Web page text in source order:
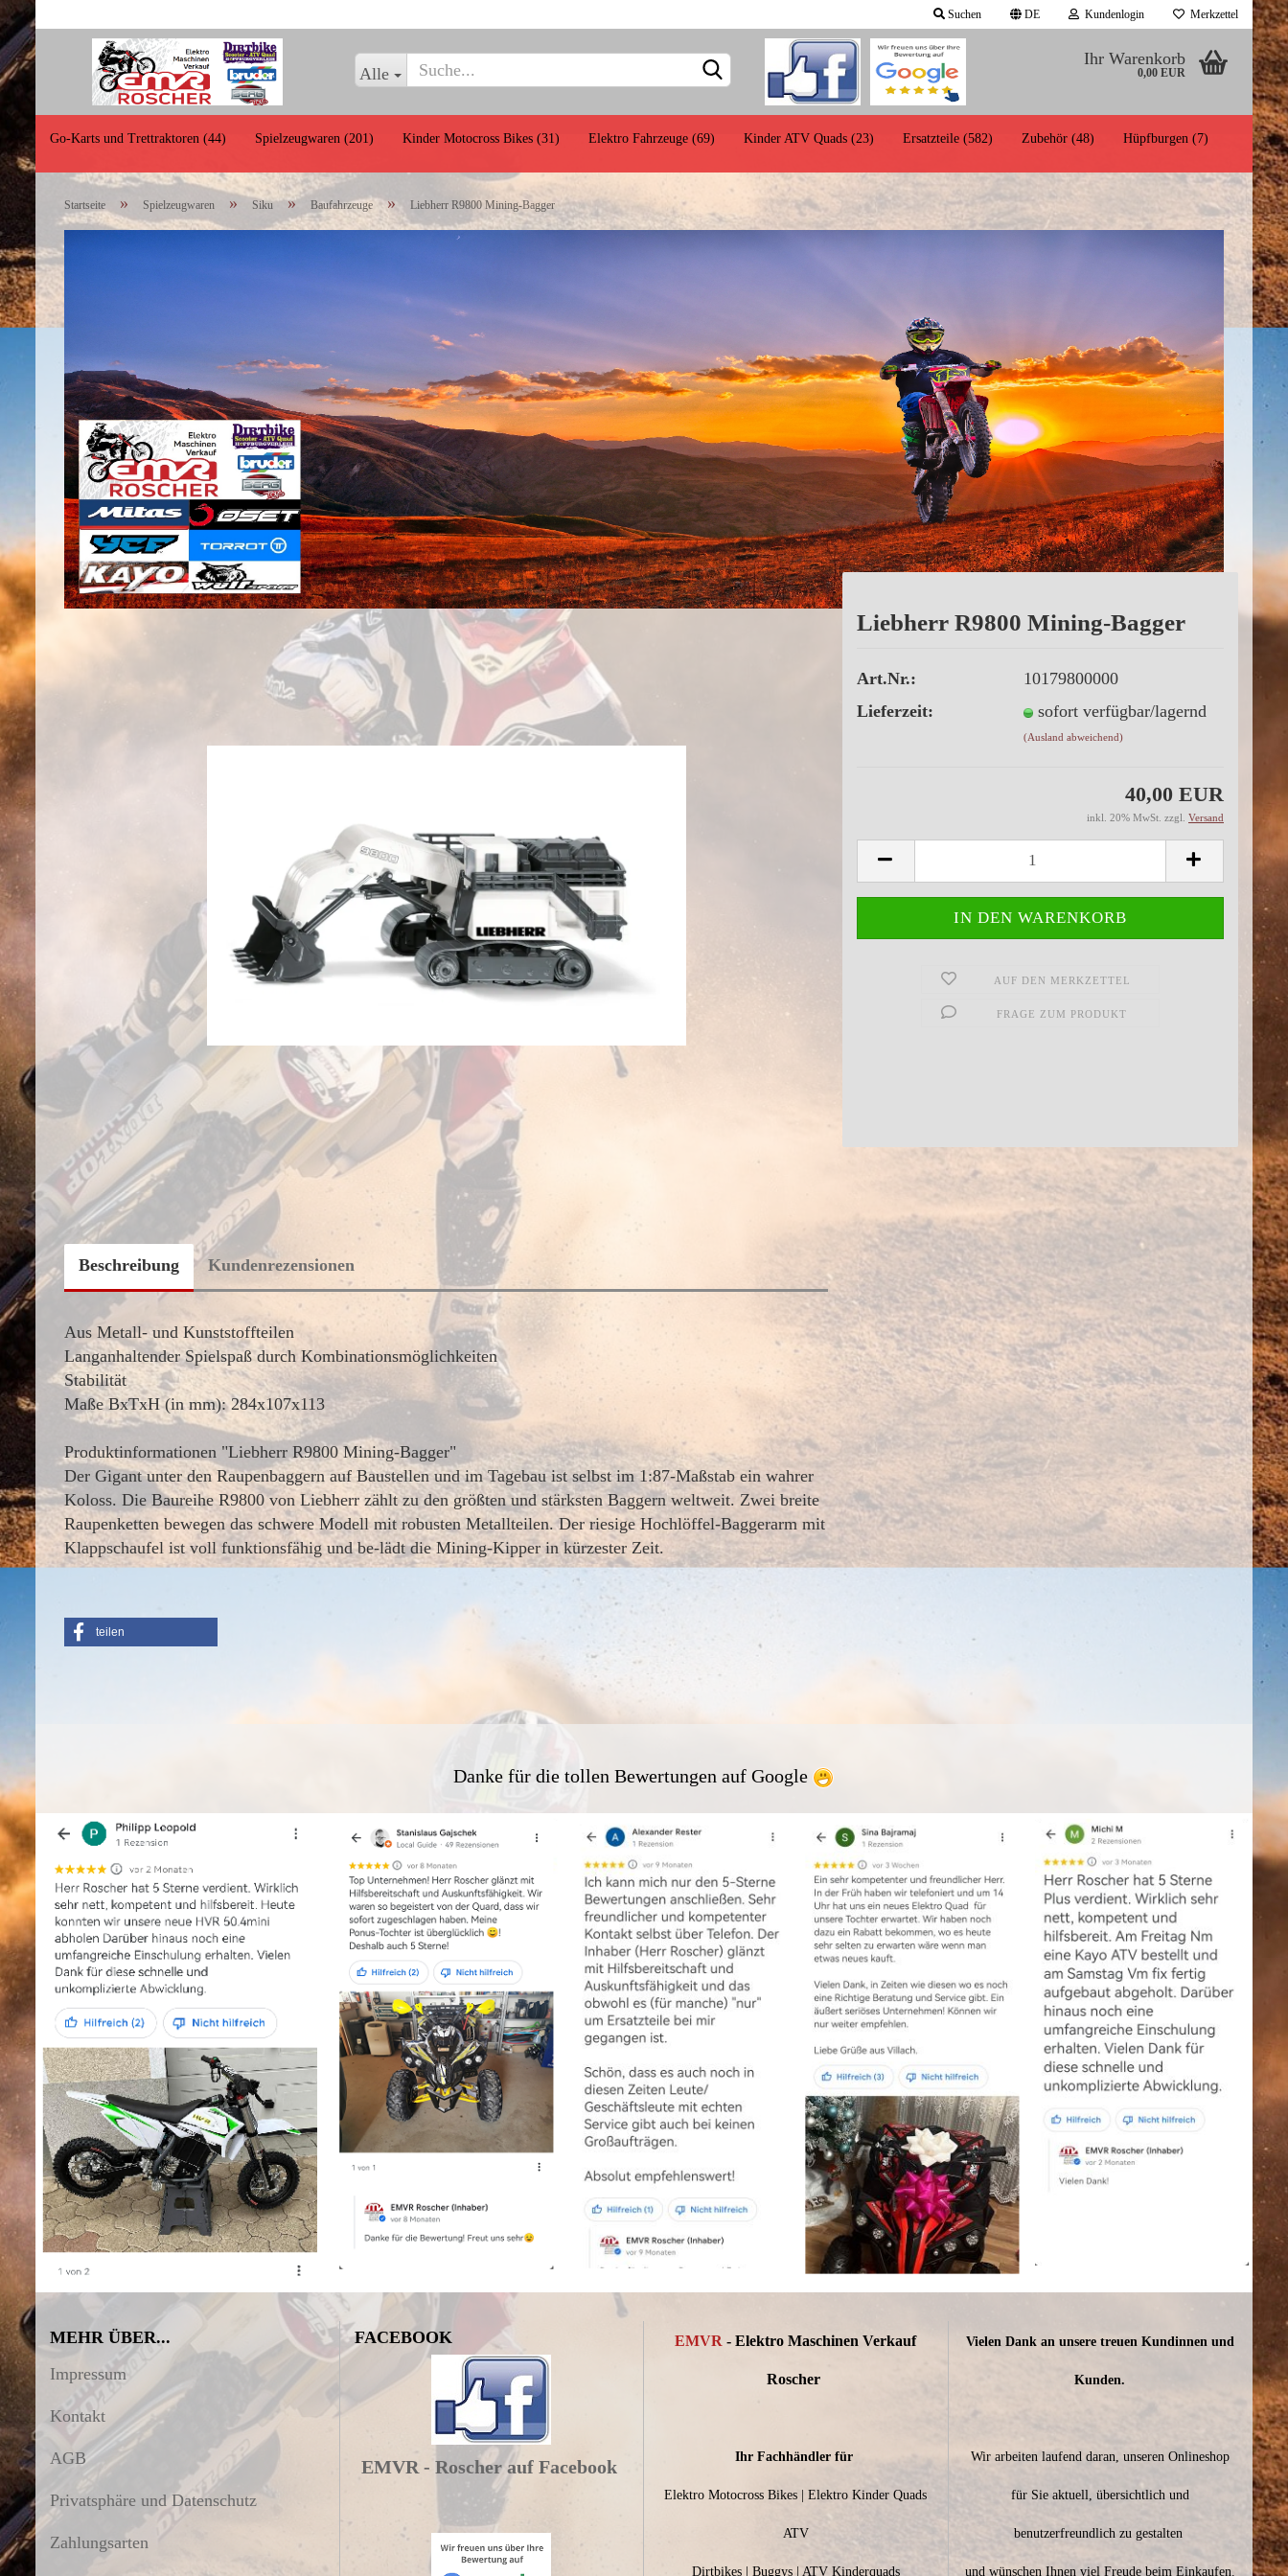
Suchen DE
Sprache auswählen
Lieferland
Kundenlogin
Passwort vergessen?
Merkzettel
Alle
Ihr Warenkorb
0,00 EUR
Go-Karts und Trettraktoren (44) Spielzeugwaren (201)
Baufahrzeuge
Forstwirtschaftsgeräte
Baufahrzeuge
Forstwirtschaftsgeräte
Kinder Motocross Bikes (31) Elektro Fahrzeuge (69) Kinder ATV Quads (23) Ersatzteile (582)
Bremsen/Seile/Hebel/Griffe
Elektronik/Zündung/Beleuchtung
Motorteile/Tankteile
Zubehör (48) Hüpfburgen (7)
Startseite » Spielzeugwaren » Siku » Baufahrzeuge » Liebherr R9800 Mining-Bagger
Liebherr R9800 Mining-Bagger
Art.Nr.:
10179800000
Lieferzeit:
sofort verfügbar/lagernd
(Ausland abweichend)
40,00 EUR
inkl. 20% MwSt. zzgl. Versand
AUF DEN MERKZETTEL
FRAGE ZUM PRODUKT
Beschreibung Kundenrezensionen
Aus Metall- und Kunststoffteilen
Langanhaltender Spielspaß durch Kombinationsmöglichkeiten
Stabilität
Maße BxTxH (in mm): 284x107x113
Produktinformationen "Liebherr R9800 Mining-Bagger"
Der Gigant unter den Raupenbaggern auf Baustellen und im Tagebau ist selbst im 1:87-Maßstab ein wahrer
Koloss. Die Baureihe R9800 von Liebherr zählt zu den größten und stärksten Baggern weltweit. Zwei breite
Raupenketten bewegen das schwere Modell mit robusten Metallteilen. Der riesige Hochlöffel-Baggerarm mit
Klappschaufel ist voll funktionsfähig und be-lädt die Mining-Kipper in kürzester Zeit.
teilen
Danke für die tollen Bewertungen auf Google
MEHR ÜBER...
Impressum
Kontakt
AGB
Privatsphäre und Datenschutz
Zahlungsarten
FACEBOOK
EMVR - Roscher auf Facebook
EMVR- Elektro Maschinen Verkauf
Roscher
Ihr Fachhändler für
Elektro Motocross Bikes | Elektro Kinder Quads
ATV
Dirtbikes | Buggys | ATV Kinderquads
Vielen Dank an unsere treuen Kundinnen und
Kunden.
Wir arbeiten laufend daran, unseren Onlineshop
für Sie aktuell, übersichtlich und
benutzerfreundlich zu gestalten
und wünschen Ihnen viel Freude beim Einkaufen.